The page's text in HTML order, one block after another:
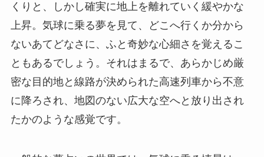
くりと、しかし確実に地上を離れていく緩やかな
上昇。気球に乗る夢を見て、どこへ行くか分から
ないあてどなさに、ふと奇妙な心細さを覚えるこ
ともあるでしょう。それはまるで、あらかじめ厳
密な目的地と線路が決められた高速列車から不意
に降ろされ、地図のない広大な空へと放り出され
たかのような感覚です。